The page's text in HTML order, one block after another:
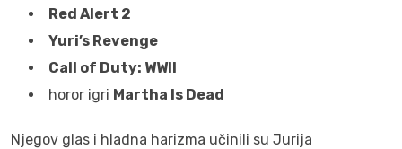
Red Alert 2
Yuri’s Revenge
Call of Duty: WWII
horor igri Martha Is Dead
Njegov glas i hladna harizma učinili su Jurija